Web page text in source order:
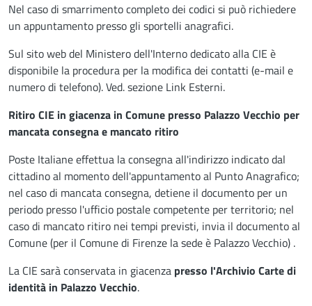
Nel caso di smarrimento completo dei codici si può richiedere
un appuntamento presso gli sportelli anagrafici.
Sul sito web del Ministero dell'Interno dedicato alla CIE è
disponibile la procedura per la modifica dei contatti (e-mail e
numero di telefono). Ved. sezione Link Esterni.
Ritiro CIE in giacenza in Comune presso Palazzo Vecchio per
mancata consegna e mancato ritiro
Poste Italiane effettua la consegna all'indirizzo indicato dal
cittadino al momento dell'appuntamento al Punto Anagrafico;
nel caso di mancata consegna, detiene il documento per un
periodo presso l'ufficio postale competente per territorio; nel
caso di mancato ritiro nei tempi previsti, invia il documento al
Comune (per il Comune di Firenze la sede è Palazzo Vecchio) .
La CIE sarà conservata in giacenza presso l'Archivio Carte di
identità in Palazzo Vecchio.